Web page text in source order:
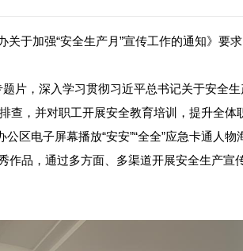
于加强“安全生产月”宣传工作的通知》要
片，深入学习贯彻习近平总书记关于安全
查，并对职工开展安全教育培训，提升全
区电子屏幕播放“安安”“全全”应急卡通人
作品，通过多方面、多渠道开展安全生产宣